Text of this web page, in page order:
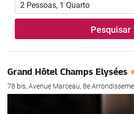
2 Pessoas, 1 Quarto
Pesquisar
Grand Hôtel Champs Elysées
78 bis, Avenue Marceau, 8e